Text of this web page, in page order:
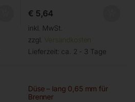
€ 5,64
inkl. MwSt.
zzgl. Versandkosten
Lieferzeit: ca. 2 - 3 Tage
Düse – lang 0,65 mm für
Brenner